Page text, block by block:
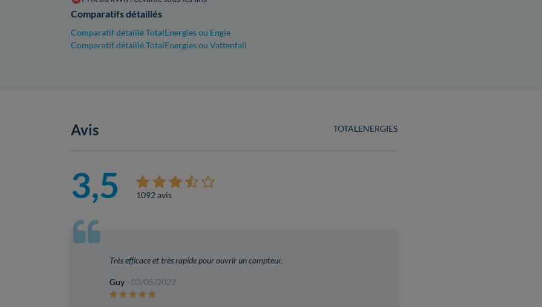
Comparatifs détaillés
Comparatif détaillé TotalEnergies ou Engie
Comparatif détaillé TotalEnergies ou Vattenfall
TOTALENERGIES
Avis
3,5 1092 avis
Très efficace et très rapide pour ouvrir un compteur.
Guy - 03/05/2022